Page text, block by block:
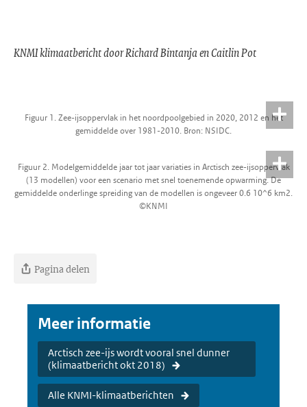
KNMI klimaatbericht door Richard Bintanja en Caitlin Pot
Figuur 1. Zee-ijsoppervlak in het noordpoolgebied in 2020, 2012 en het
gemiddelde over 1981-2010. Bron: NSIDC.
Figuur 2. Modelgemiddelde jaar tot jaar variaties in Arctisch zee-ijsoppervlak
(13 modellen) voor een scenario met snel toenemende opwarming. De
gemiddelde onderlinge spreiding van de modellen is ongeveer 0.6 10^6 km2.
©KNMI
Pagina delen
Meer informatie
Arctisch zee-ijs wordt vooral snel dunner
(klimaatbericht okt 2018)
Alle KNMI-klimaatberichten